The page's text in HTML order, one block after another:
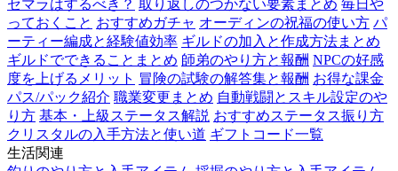
セマラはするべき？ 取り返しのつかない要素まとめ 毎日や
っておくこと おすすめガチャ オーディンの祝福の使い方 パ
ーティー編成と経験値効率 ギルドの加入と作成方法まとめ
ギルドでできることまとめ 師弟のやり方と報酬 NPCの好感
度を上げるメリット 冒険の試験の解答集と報酬 お得な課金
パス/パック紹介 職業変更まとめ 自動戦闘とスキル設定のや
り方 基本・上級ステータス解説 おすすめステータス振り方
クリスタルの入手方法と使い道 ギフトコード一覧
生活関連